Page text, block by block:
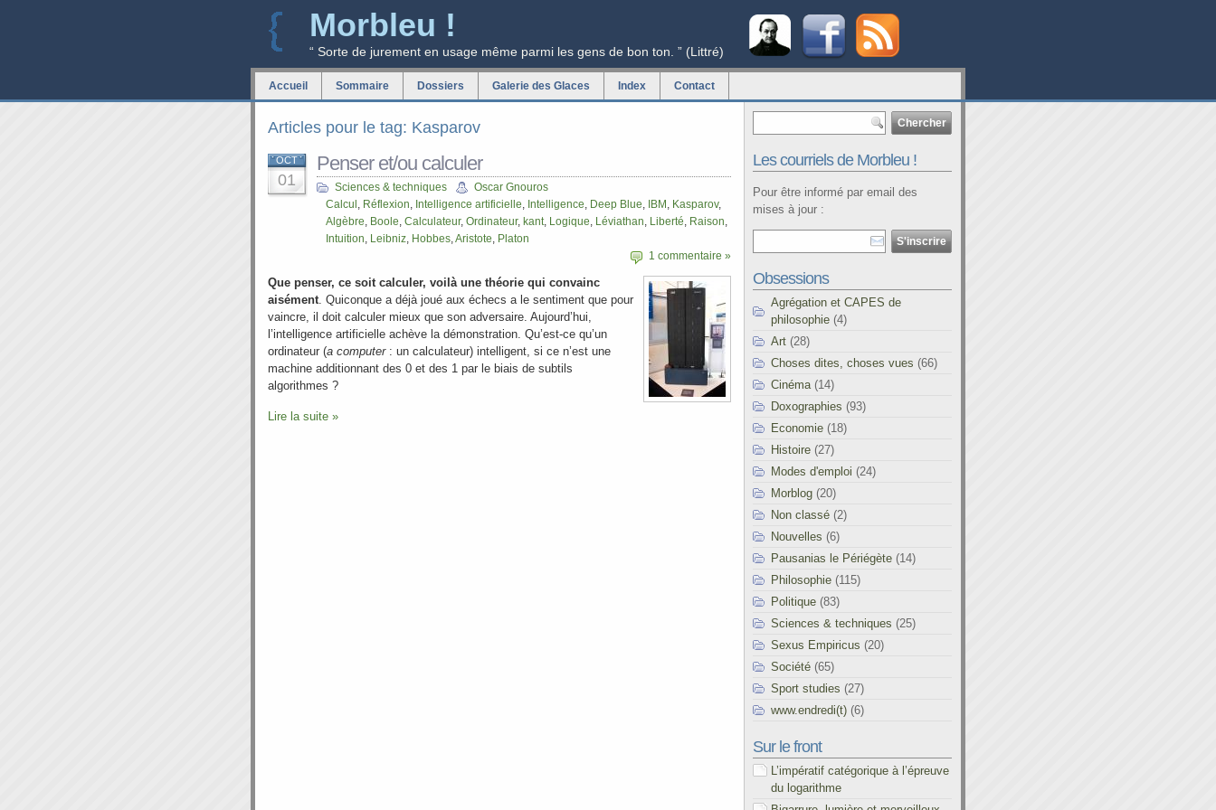
Morbleu !
“ Sorte de jurement en usage même parmi les gens de bon ton. ” (Littré)
Accueil Sommaire Dossiers Galerie des Glaces Index Contact
Articles pour le tag: Kasparov
OCT
01
Penser et/ou calculer
Sciences & techniques
Oscar Gnouros
Calcul , Réflexion, Intelligence artificielle, Intelligence, Deep Blue, IBM , Kasparov,
Algèbre, Boole, Calculateur, Ordinateur, kant, Logique, Léviathan, Liberté, Raison,
Intuition, Leibniz, Hobbes,Aristote, Platon
1 commentaire »
Que penser, ce soit calculer, voilà une théorie qui convainc
aisément. Quiconque a déjà joué aux échecs a le sentiment que pour
vaincre, il doit calculer mieux que son adversaire. Aujourd’hui,
l’intelligence artificielle achève la démonstration. Qu’est-ce qu’un
ordinateur (a computer: un calculateur) intelligent, si ce n’est une
machine additionnant des 0 et des 1 par le biais de subtils
algorithmes ?
Lire la suite »
Les courriels de Morbleu !
Pour être informé par email des
mises à jour :
Obsessions
Agrégation et CAPES de
philosophie (4)
Art (28)
Choses dites, choses vues (66)
Cinéma (14)
Doxographies (93)
Economie (18)
Histoire (27)
Modes d'emploi (24)
Morblog (20)
Non classé (2)
Nouvelles (6)
Pausanias le Périégète (14)
Philosophie (115)
Politique (83)
Sciences & techniques (25)
Sexus Empiricus (20)
Société (65)
Sport studies (27)
www.endredi(t) (6)
Sur le front
L’impératif catégorique à l’épreuve
du logarithme